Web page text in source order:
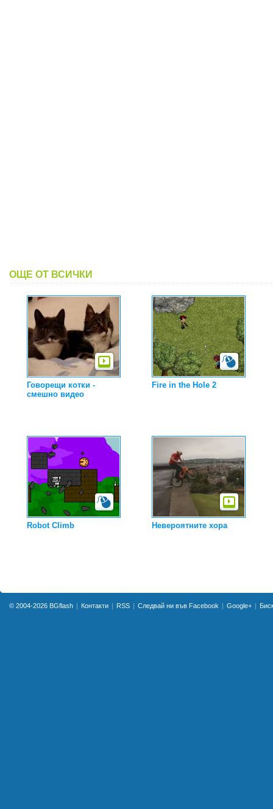
ОЩЕ ОТ ВСИЧКИ
Говорещи котки -
смешно видео
Fire in the Hole 2
Robot Climb Невероятните хора
© 2004-2026 BGflash Контакти RSS Следвай ни във Facebook Google+